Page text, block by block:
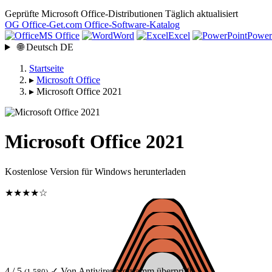
Geprüfte Microsoft Office-Distributionen Täglich aktualisiert
OG Office-Get.com Office-Software-Katalog
MS Office
Word Excel
🌐 Deutsch DE
Startseite
▸ Microsoft Office
▸ Microsoft Office 2021
Microsoft Office 2021
Kostenlose Version für Windows herunterladen
★★★★☆